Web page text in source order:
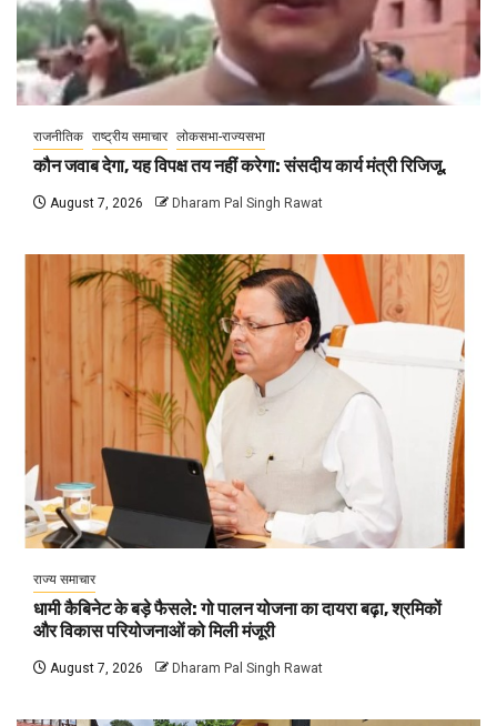
राजनीतिक राष्ट्रीय समाचार लोकसभा-राज्यसभा
कौन जवाब देगा, यह विपक्ष तय नहीं करेगा: संसदीय कार्य मंत्री रिजिजू,
August 7, 2026 Dharam Pal Singh Rawat
राज्य समाचार
धामी कैबिनेट के बड़े फैसले: गो पालन योजना का दायरा बढ़ा, श्रमिकों
और विकास परियोजनाओं को मिली मंजूरी
August 7, 2026 Dharam Pal Singh Rawat